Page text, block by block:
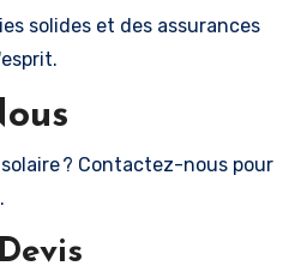
solides et des assurances
? Contactez-nous pour